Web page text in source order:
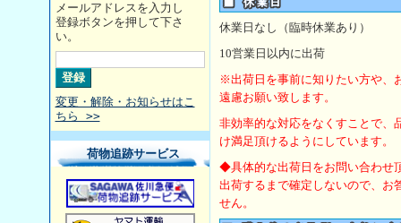
メールアドレスを入力し
登録ボタンを押して下さ
い。
変更・解除・お知らせはこ
ちら >>
荷物追跡サービス
休業日なし（臨時休業あり）
10営業日以内に出荷
※出荷日を事前に知りたい方や、
遠慮お願い致します。
非効率的な対応をなくすことで、
け満足頂けるようにしています。
◆具体的な出荷日をお問い合わせ
出荷するまで確定しないので、お
せん。